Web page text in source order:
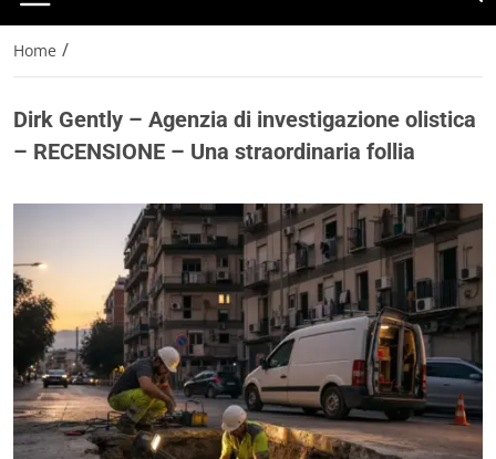
Home /
Dirk Gently – Agenzia di investigazione olistica
– RECENSIONE – Una straordinaria follia